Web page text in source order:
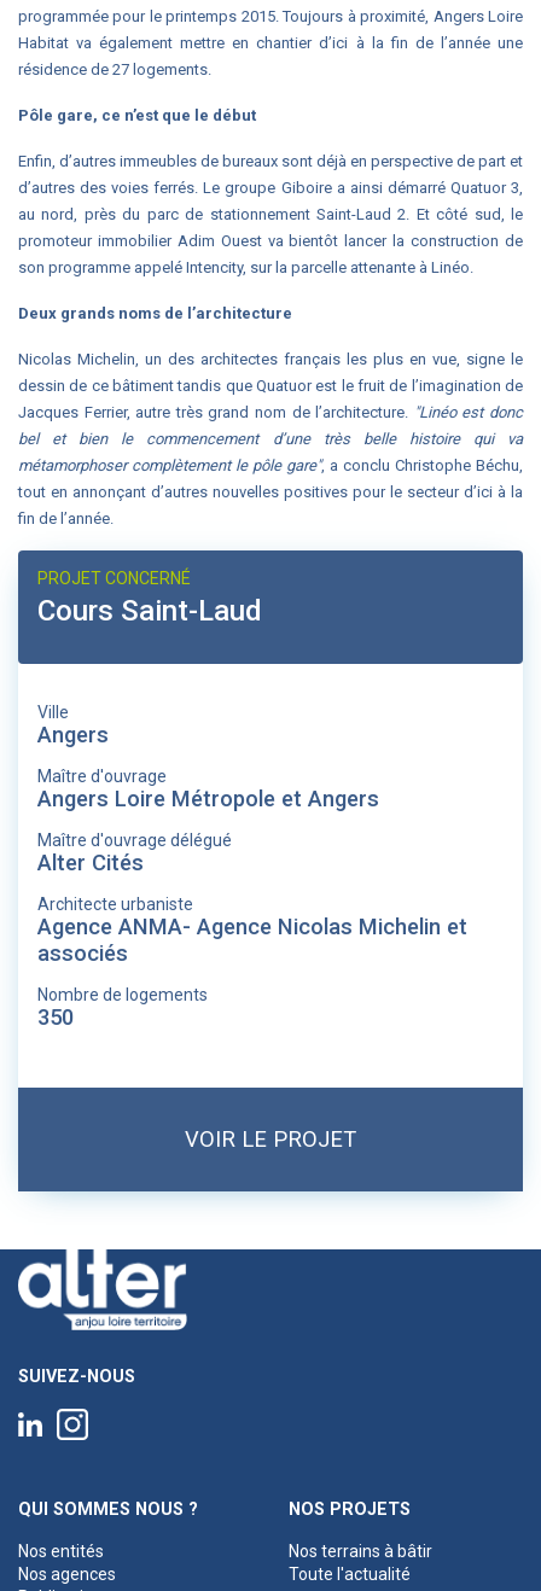
programmée pour le printemps 2015. Toujours à proximité, Angers Loire
Habitat va également mettre en chantier d’ici à la fin de l’année une
résidence de 27 logements.
Pôle gare, ce n’est que le début
Enfin, d’autres immeubles de bureaux sont déjà en perspective de part et
d’autres des voies ferrés. Le groupe Giboire a ainsi démarré Quatuor 3,
au nord, près du parc de stationnement Saint-Laud 2. Et côté sud, le
promoteur immobilier Adim Ouest va bientôt lancer la construction de
son programme appelé Intencity, sur la parcelle attenante à Linéo.
Deux grands noms de l’architecture
Nicolas Michelin, un des architectes français les plus en vue, signe le
dessin de ce bâtiment tandis que Quatuor est le fruit de l’imagination de
Jacques Ferrier, autre très grand nom de l’architecture. "Linéo est donc
bel et bien le commencement d’une très belle histoire qui va
métamorphoser complètement le pôle gare", a conclu Christophe Béchu,
tout en annonçant d’autres nouvelles positives pour le secteur d’ici à la
fin de l’année.
PROJET CONCERNÉ
Cours Saint-Laud
Ville
Angers
Maître d'ouvrage
Angers Loire Métropole et Angers
Maître d'ouvrage délégué
Alter Cités
Architecte urbaniste
Agence ANMA- Agence Nicolas Michelin et
associés
Nombre de logements
350
VOIR LE PROJET
SUIVEZ-NOUS
QUI SOMMES NOUS ?
Nos entités
Nos agences
NOS PROJETS
Nos terrains à bâtir
Toute l'actualité